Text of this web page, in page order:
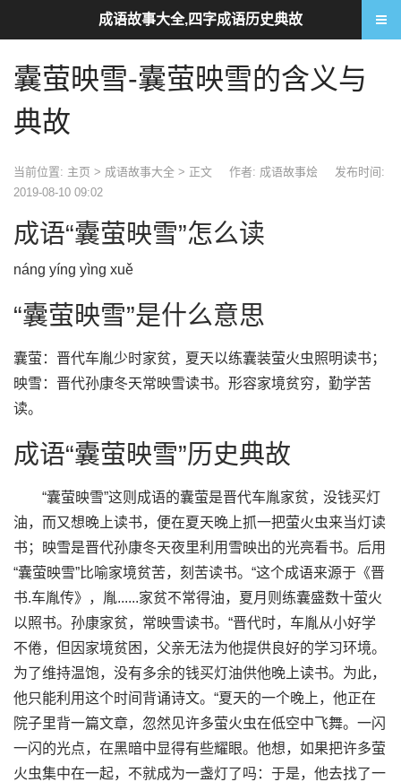
囊萤映雪-囊萤映雪的含义与
典故
当前位置: 主页 > 成语故事大全 > 正文 作者: 成语故事烩
发布时间:
2019-08-10 09:02
成语“囊萤映雪”怎么读
náng yíng yìng xuě
“囊萤映雪”是什么意思
囊萤：晋代车胤少时家贫，夏天以练囊装萤火虫照明读书；
映雪：晋代孙康冬天常映雪读书。形容家境贫穷，勤学苦
读。
成语“囊萤映雪”历史典故
“囊萤映雪”这则成语的囊萤是晋代车胤家贫，没钱买灯
油，而又想晚上读书，便在夏天晚上抓一把萤火虫来当灯读
书；映雪是晋代孙康冬天夜里利用雪映出的光亮看书。后用
“囊萤映雪”比喻家境贫苦，刻苦读书。“这个成语来源于《晋
书.车胤传》，胤......家贫不常得油，夏月则练囊盛数十萤火
以照书。孙康家贫，常映雪读书。“晋代时，车胤从小好学
不倦，但因家境贫困，父亲无法为他提供良好的学习环境。
为了维持温饱，没有多余的钱买灯油供他晚上读书。为此，
他只能利用这个时间背诵诗文。“夏天的一个晚上，他正在
院子里背一篇文章，忽然见许多萤火虫在低空中飞舞。一闪
一闪的光点，在黑暗中显得有些耀眼。他想，如果把许多萤
火虫集中在一起，不就成为一盏灯了吗：于是，他去找了一
成语故事大全,四字成语历史典故